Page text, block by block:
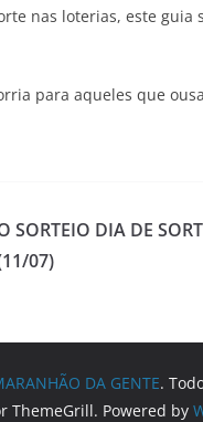
nas loterias, este guia
para aqueles que
SORTEIO DIA DE
07)
DA GENTE.
ThemeGrill. Powered by